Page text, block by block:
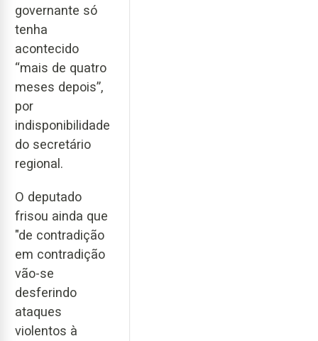
governante só
tenha
acontecido
“mais de quatro
meses depois”,
por
indisponibilidade
do secretário
regional.
O deputado
frisou ainda que
"de contradição
em contradição
vão-se
desferindo
ataques
violentos à